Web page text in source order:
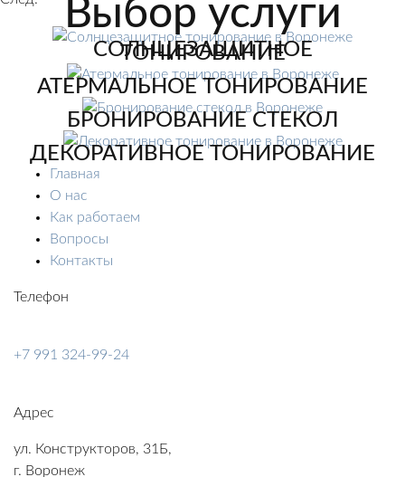
Выбор услуги
СОЛНЦЕЗАЩИТНОЕ
ТОНИРОВАНИЕ
АТЕРМАЛЬНОЕ ТОНИРОВАНИЕ
БРОНИРОВАНИЕ СТЕКОЛ
ДЕКОРАТИВНОЕ ТОНИРОВАНИЕ
Главная
О нас
Как работаем
Вопросы
Контакты
Телефон
+7 991 324-99-24
Адрес
ул. Конструкторов, 31Б,
г. Воронеж